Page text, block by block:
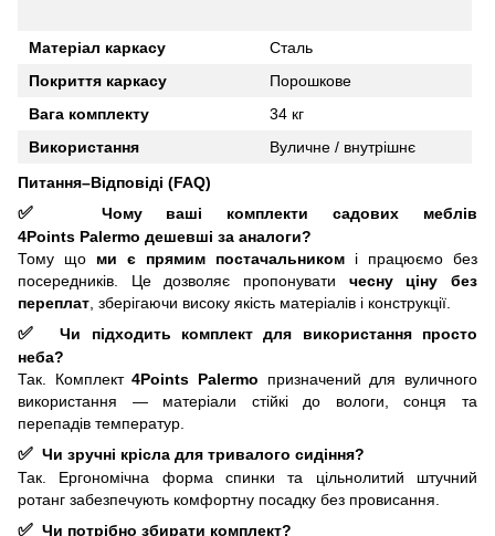
Матеріал каркасу
Сталь
Покриття каркасу
Порошкове
Вага комплекту
34 кг
Використання
Вуличне / внутрішнє
Питання–Відповіді (FAQ)
✅
Чому ваші комплекти садових меблів
4Points Palermo дешевші за аналоги?
Тому що ми є прямим постачальником і працюємо без
посередників. Це дозволяє пропонувати чесну ціну без
переплат, зберігаючи високу якість матеріалів і конструкції.
✅
Чи підходить комплект для використання просто
неба?
Так. Комплект4Points Palermo призначений для вуличного
використання — матеріали стійкі до вологи, сонця та
перепадів температур.
✅ Чи зручні крісла для тривалого сидіння?
Так. Ергономічна форма спинки та цільнолитий штучний
ротанг забезпечують комфортну посадку без провисання.
✅ Чи потрібно збирати комплект?